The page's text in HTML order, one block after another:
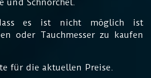
und Schnorchel.
es ist nicht möglich ist
oder Tauchmesser zu kaufen
für die aktuellen Preise.